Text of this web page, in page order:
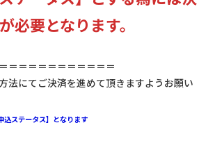
必要となります。
＝＝＝＝＝＝＝＝＝＝＝
法にてご決済を進めて頂きますようお願い
ステータス】となります